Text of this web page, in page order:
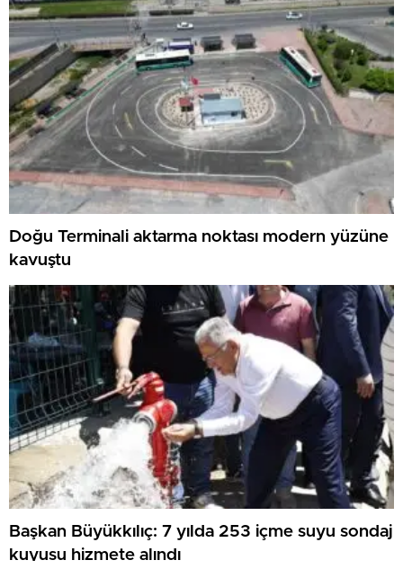
Doğu Terminali aktarma noktası modern yüzüne
kavuştu
Başkan Büyükkılıç: 7 yılda 253 içme suyu sondaj
kuyusu hizmete alındı